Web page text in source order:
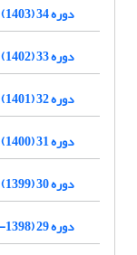
دوره 34 (1403)
دوره 33 (1402)
دوره 32 (1401)
دوره 31 (1400)
دوره 30 (1399)
دوره 29 (1398-1399)